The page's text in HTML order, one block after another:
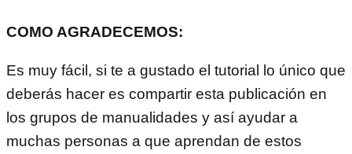
COMO AGRADECEMOS:
Es muy fácil, si te a gustado el tutorial lo único que
deberás hacer es compartir esta publicación en
los grupos de manualidades y así ayudar a
muchas personas a que aprendan de estos